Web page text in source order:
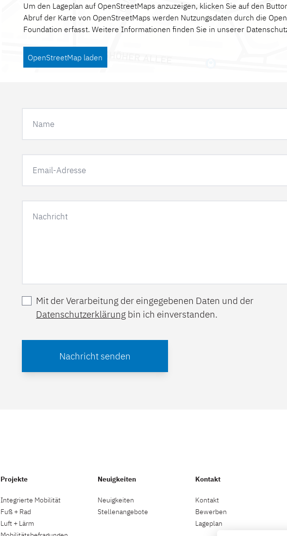
Um den Lageplan auf OpenStreetMaps anzuzeigen, klicken Sie auf den
Abruf der Karte von OpenStreetMaps werden Nutzungsdaten durch die
Foundation erfasst. Weitere Informationen finden Sie in unserer
OpenStreetMap laden
Mit der Verarbeitung der eingegebenen Daten und der
Datenschutzerklärung bin ich einverstanden.
Nachricht senden
Projekte
Integrierte Mobilität
Fuß + Rad
Luft + Lärm
Neuigkeiten
Neuigkeiten
Stellenangebote
Kontakt
Kontakt
Bewerben
Lageplan